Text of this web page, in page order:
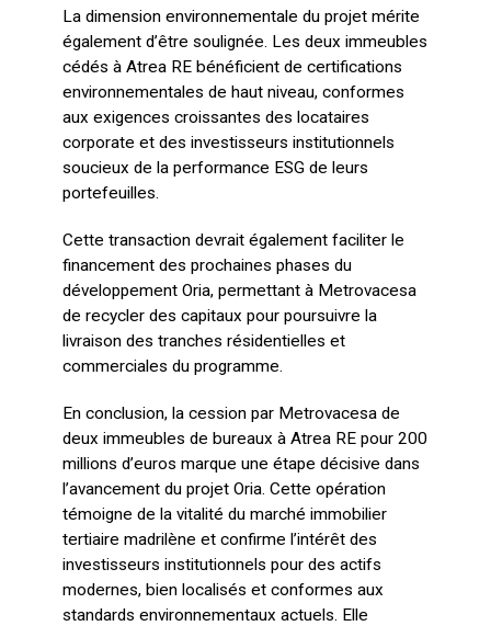
La dimension environnementale du projet mérite
également d’être soulignée. Les deux immeubles
cédés à Atrea RE bénéficient de certifications
environnementales de haut niveau, conformes
aux exigences croissantes des locataires
corporate et des investisseurs institutionnels
soucieux de la performance ESG de leurs
portefeuilles.
Cette transaction devrait également faciliter le
financement des prochaines phases du
développement Oria, permettant à Metrovacesa
de recycler des capitaux pour poursuivre la
livraison des tranches résidentielles et
commerciales du programme.
En conclusion, la cession par Metrovacesa de
deux immeubles de bureaux à Atrea RE pour 200
millions d’euros marque une étape décisive dans
l’avancement du projet Oria. Cette opération
témoigne de la vitalité du marché immobilier
tertiaire madrilène et confirme l’intérêt des
investisseurs institutionnels pour des actifs
modernes, bien localisés et conformes aux
standards environnementaux actuels. Elle